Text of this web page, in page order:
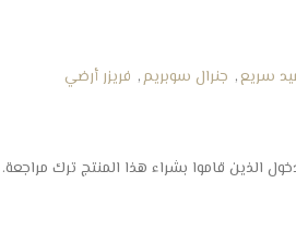
سريع, جنرال سوبريم, فريزر أرضي
الذين قاموا بشراء هذا المنتج ترك مراجعة.